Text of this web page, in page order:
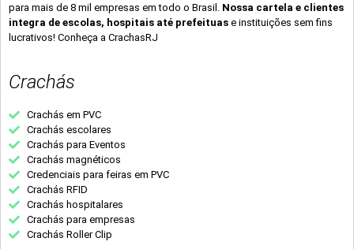
para mais de 8 mil empresas em todo o Brasil. Nossa cartela e clientes
integra de escolas, hospitais até prefeituas e instituições sem fins
lucrativos! Conheça a CrachasRJ
Crachás
Crachás em PVC
Crachás escolares
Crachás para Eventos
Crachás magnéticos
Credenciais para feiras em PVC
Crachás RFID
Crachás hospitalares
Crachás para empresas
Crachás Roller Clip